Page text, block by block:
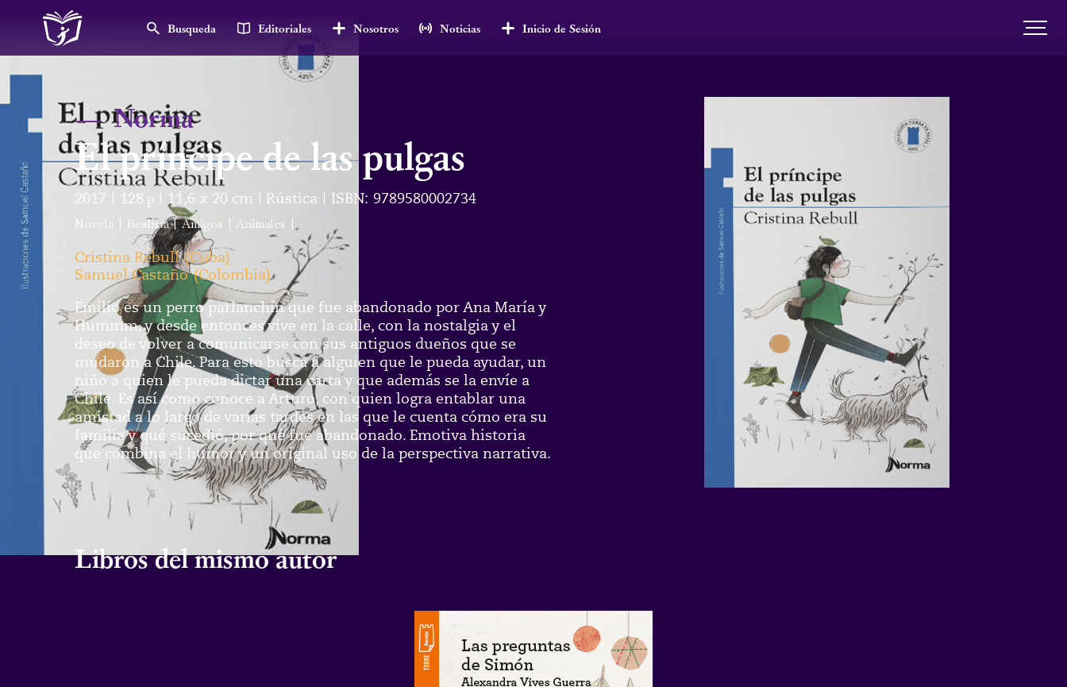
Busqueda Editoriales Nosotros Noticias Inicio de Sesión
— Norma
El príncipe de las pulgas
2017 128 p 11,6 x 20 cm Rústica ISBN: 9789580002734
Novela Realista | Amigos Animales
Cristina Rebull (Cuba)
Samuel Castaño (Colombia)
Emilio es un perro parlanchín que fue abandonado por Ana María y
Hummm, y desde entonces vive en la calle, con la nostalgia y el
deseo de volver a comunicarse con sus antiguos dueños que se
mudaron a Chile. Para esto busca a alguien que le pueda ayudar, un
niño a quien le pueda dictar una carta y que además se la envíe a
Chile. Es así como conoce a Arturo, con quien logra entablar una
amistad a lo largo de varias tardes en las que le cuenta cómo era su
familia y qué sucedió, por qué fue abandonado. Emotiva historia
que combina el humor y un original uso de la perspectiva narrativa.
Libros del mismo autor